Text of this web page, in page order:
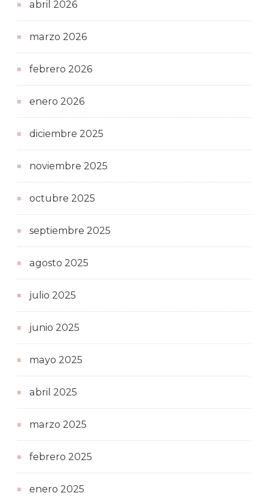
abril 2026
marzo 2026
febrero 2026
enero 2026
diciembre 2025
noviembre 2025
octubre 2025
septiembre 2025
agosto 2025
julio 2025
junio 2025
mayo 2025
abril 2025
marzo 2025
febrero 2025
enero 2025